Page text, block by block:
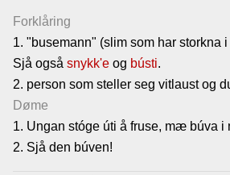
Forklåring
1. "busemann" (slim som har storkna
Sjå også snykk'e og bústi.
2. person som steller seg vitlaust og
Døme
1. Ungan stóge úti å fruse, mæ búva i
2. Sjå den búven!
vallemålet
Gjestebok
Nyhende